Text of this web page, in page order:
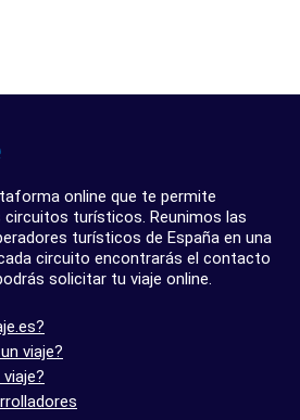
online que te permite
turísticos. Reunimos las
turísticos de España en una
circuito encontrarás el contacto
solicitar tu viaje online.
viaje?